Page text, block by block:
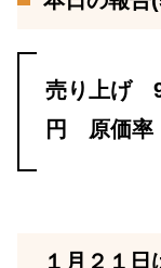
売り上げ
円 原価
１月２１